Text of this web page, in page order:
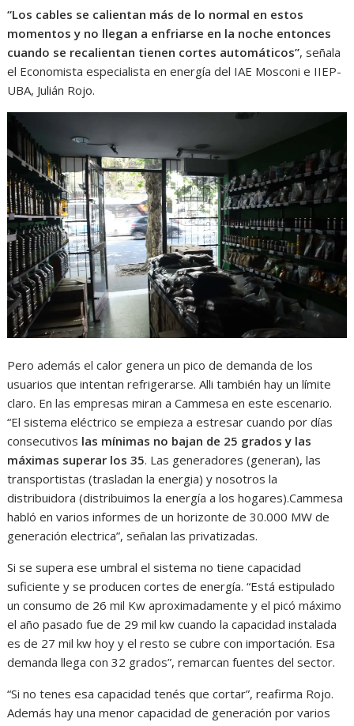
“Los cables se calientan más de lo normal en estos
momentos y no llegan a enfriarse en la noche entonces
cuando se recalientan tienen cortes automáticos”, señala
el Economista especialista en energía del IAE Mosconi e IIEP-
UBA, Julián Rojo.
Pero además el calor genera un pico de demanda de los
usuarios que intentan refrigerarse. Alli también hay un límite
claro. En las empresas miran a Cammesa en este escenario.
“El sistema eléctrico se empieza a estresar cuando por días
consecutivos las mínimas no bajan de 25 grados y las
máximas superar los 35. Las generadores (generan), las
transportistas (trasladan la energia) y nosotros la
distribuidora (distribuimos la energía a los hogares).Cammesa
habló en varios informes de un horizonte de 30.000 MW de
generación electrica”, señalan las privatizadas.
Si se supera ese umbral el sistema no tiene capacidad
suficiente y se producen cortes de energía. “Está estipulado
un consumo de 26 mil Kw aproximadamente y el picó máximo
el año pasado fue de 29 mil kw cuando la capacidad instalada
es de 27 mil kw hoy y el resto se cubre con importación. Esa
demanda llega con 32 grados”, remarcan fuentes del sector.
“Si no tenes esa capacidad tenés que cortar”, reafirma Rojo.
Además hay una menor capacidad de generación por varios